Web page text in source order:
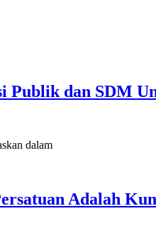
Publik dan SDM
dalam
Adalah